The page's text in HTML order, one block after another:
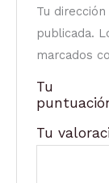
Tu
publicada.
marcados
Tu
Tu